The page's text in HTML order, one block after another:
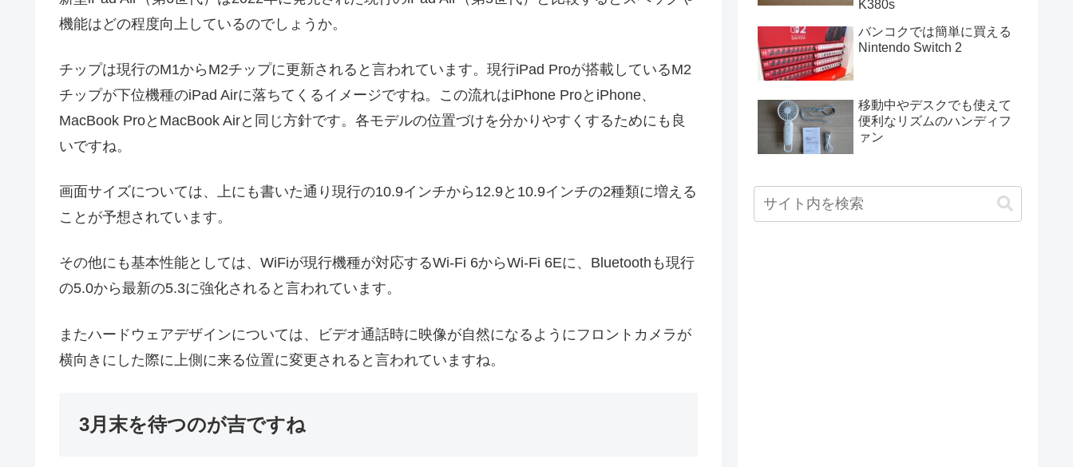
機能はどの程度向上しているのでしょうか。
チップは現行のM1からM2チップに更新されると言われています。現行iPad Proが搭載しているM2
チップが下位機種のiPad Airに落ちてくるイメージですね。この流れはiPhone ProとiPhone、
MacBook ProとMacBook Airと同じ方針です。各モデルの位置づけを分かりやすくするためにも良
いですね。
画面サイズについては、上にも書いた通り現行の10.9インチから12.9と10.9インチの2種類に増える
ことが予想されています。
その他にも基本性能としては、WiFiが現行機種が対応するWi-Fi 6からWi-Fi 6Eに、Bluetoothも現行
の5.0から最新の5.3に強化されると言われています。
またハードウェアデザインについては、ビデオ通話時に映像が自然になるようにフロントカメラが
横向きにした際に上側に来る位置に変更されると言われていますね。
3月末を待つのが吉ですね
K380s
バンコクでは簡単に買える
Nintendo Switch 2
移動中やデスクでも使えて
便利なリズムのハンディフ
ァン